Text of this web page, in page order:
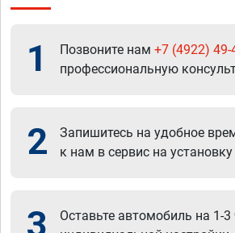
1 Позвоните нам +7 (4922) 49-
профессиональную
2
Запишитесь на удобное
к нам в сервис на
3
Оставьте автомобиль на 1-3